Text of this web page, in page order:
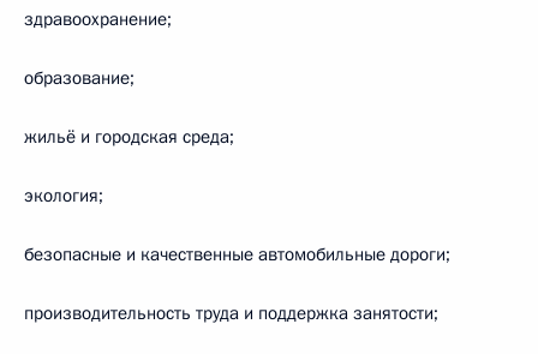
здравоохранение;
образование;
жильё и городская среда;
экология;
безопасные и качественные автомобильные дороги;
производительность труда и поддержка занятости;